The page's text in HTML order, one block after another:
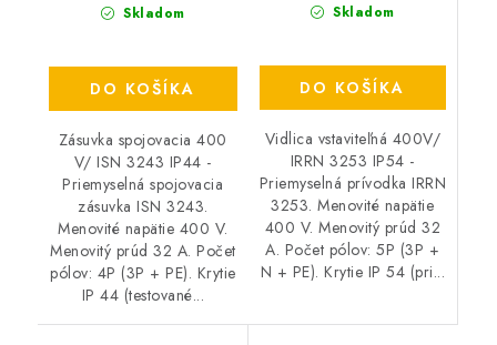
Skladom
DO KOŠÍKA
Zásuvka spojovacia 400
V/ ISN 3243 IP44 -
Priemyselná spojovacia
zásuvka ISN 3243.
Menovité napätie 400 V.
Menovitý prúd 32 A. Počet
pólov: 4P (3P + PE). Krytie
IP 44 (testované...
Skladom
DO KOŠÍKA
Vidlica vstaviteľná 400V/
IRRN 3253 IP54 -
Priemyselná prívodka IRRN
3253. Menovité napätie
400 V. Menovitý prúd 32
A. Počet pólov: 5P (3P +
N + PE). Krytie IP 54 (pri...